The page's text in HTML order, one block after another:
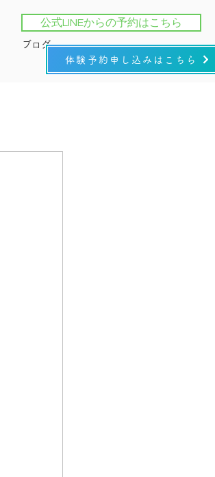
公式LINEからの予約はこちら
ブログ
体験予約申し込みはこちら